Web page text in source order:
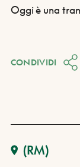
Oggi è una
CONDIVIDI
(RM)